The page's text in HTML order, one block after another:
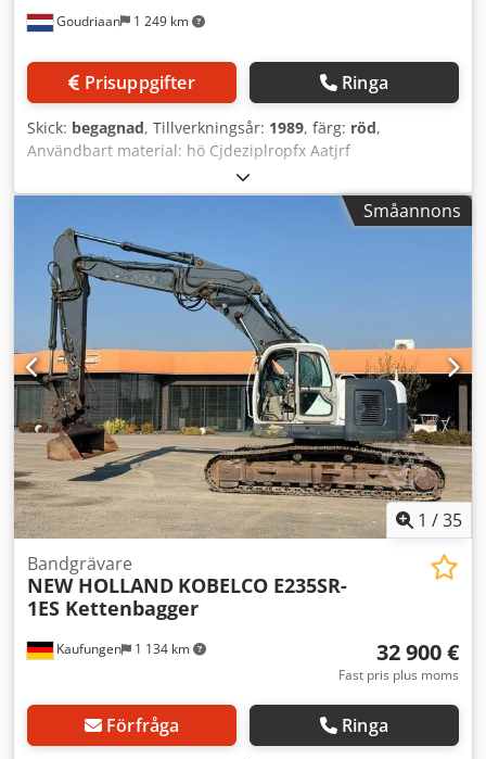
Goudriaan 1 249 km
Prisuppgifter Ringa
Skick: begagnad, Tillverkningsår: 1989, färg: röd,
Användbart material: hö Cjdeziplropfx Aatjrf
Småannons
1 /35
Kaufungen 1 134 km
Bandgrävare
NEW HOLLAND KOBELCO E235SR-
1ES Kettenbagger
32 900 €
Fast pris plus moms
Förfråga Ringa